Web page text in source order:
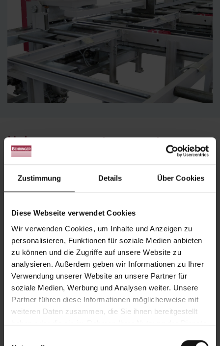
Zustimmung Details Über Cookies
Diese Webseite verwendet Cookies
Wir verwenden Cookies, um Inhalte und Anzeigen zu
personalisieren, Funktionen für soziale Medien anbieten
zu können und die Zugriffe auf unsere Website zu
analysieren. Außerdem geben wir Informationen zu Ihrer
Verwendung unserer Website an unsere Partner für
soziale Medien, Werbung und Analysen weiter. Unsere
Partner führen diese Informationen möglicherweise mit
weiteren Daten zusammen, die Sie ihnen bereitgestellt
haben oder die sie im Rahmen Ihrer Nutzung der Dienste
Hubwagenquertransport
Hydraulisch heb- und senkbarer Hubwagen
In beide Richtungen verfahrbar
Rundrohren möglich
Automatisches Aufnehmen und Ablegen
möglich
Geräuschfreies fördern durch Anheben des
Materials